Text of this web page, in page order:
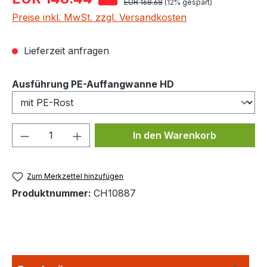
EUR 168.68 (12% gespart)
Preise inkl. MwSt. zzgl. Versandkosten
Lieferzeit anfragen
Ausführung PE-Auffangwanne HD
Produkt Anzahl: Gib denIn den Warenkorb
Zum Merkzettel hinzufügen
Produktnummer: CH10887